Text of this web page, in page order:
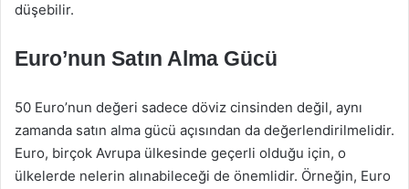
düşebilir.
Euro’nun Satın Alma Gücü
50 Euro’nun değeri sadece döviz cinsinden değil, aynı
zamanda satın alma gücü açısından da değerlendirilmelidir.
Euro, birçok Avrupa ülkesinde geçerli olduğu için, o
ülkelerde nelerin alınabileceği de önemlidir. Örneğin, Euro